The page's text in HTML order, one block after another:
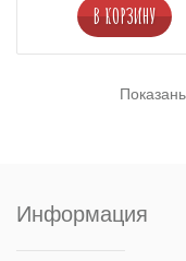
В КОРЗИНУ
Информация